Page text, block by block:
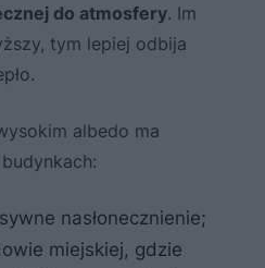
do atmosfery. Im
tym lepiej odbija
albedo ma
nasłonecznienie;
miejskiej, gdzie